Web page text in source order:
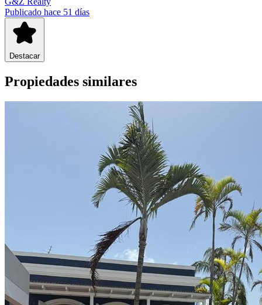
Publicado hace 51 días
Destacar
Propiedades similares